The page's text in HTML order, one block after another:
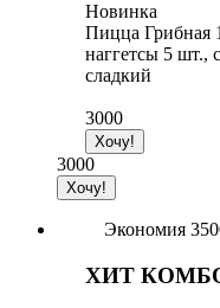
Новинка
Пицца Грибная
наггетсы 5 шт.,
сладкий
3000
3000
Экономия
ХИТ